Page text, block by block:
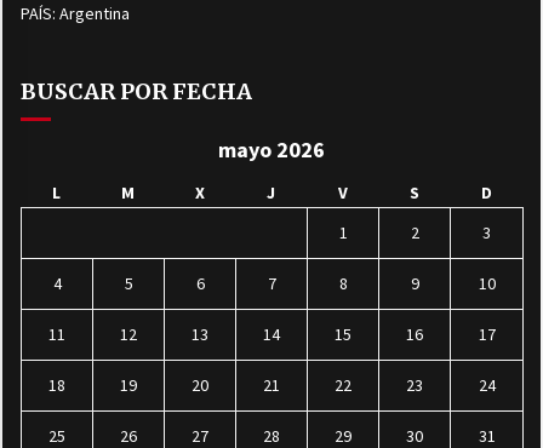
PAÍS: Argentina
BUSCAR POR FECHA
mayo 2026
L M X J V S
D
1
2 3
4 5 6 7 8 9 10
11 12 13 14 15 16 17
18 19 20 21 22 23 24
25 26 27 28 29 30 31